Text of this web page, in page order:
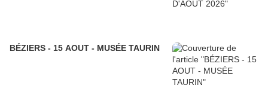
BÉZIERS - 15 AOUT - MUSÉE TAURIN